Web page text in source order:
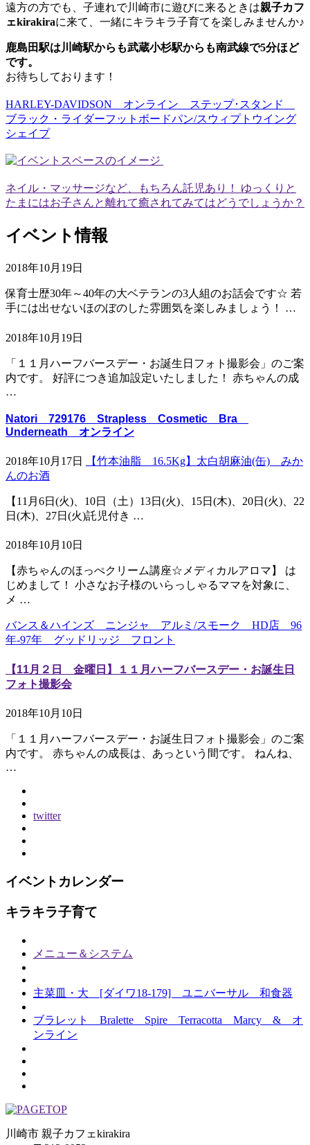
遠方の方でも、子連れで川崎市に遊びに来るときは親子カフ
ェkirakiraに来て、一緒にキラキラ子育てを楽しみませんか♪
鹿島田駅は川崎駅からも武蔵小杉駅からも南武線で5分ほど
です。
お待ちしております！
HARLEY-DAVIDSON オンライン ステップ･スタンド
ブラック・ライダーフットボードパン/スウィプトウイング
シェイプ
ネイル・マッサージなど、もちろん託児あり！ ゆっくりと
たまにはお子さんと離れて癒されてみてはどうでしょうか？
イベント情報
2018年10月19日
保育士歴30年～40年の大ベテランの3人組のお話会です☆ 若
手には出せないほのぼのした雰囲気を楽しみましょう！ …
2018年10月19日
「１１月ハーフバースデー・お誕生日フォト撮影会」のご案
内です。 好評につき追加設定いたしました！ 赤ちゃんの成
…
Natori 729176 Strapless Cosmetic Bra
Underneath オンライン
2018年10月17日
【竹本油脂 16.5Kg】太白胡麻油(缶) みか
んのお酒
【11月6日(火)、10日（土）13日(火)、15日(木)、20日(火)、22
日(木)、27日(火)託児付き …
2018年10月10日
【赤ちゃんのほっぺクリーム講座☆メディカルアロマ】 は
じめまして！ 小さなお子様のいらっしゃるママを対象に、
メ …
バンス＆ハインズ ニンジャ アルミ/スモーク HD店 96
年-97年 グッドリッジ フロント
【11月２日 金曜日】１１月ハーフバースデー・お誕生日
フォト撮影会
2018年10月10日
「１１月ハーフバースデー・お誕生日フォト撮影会」のご案
内です。 赤ちゃんの成長は、あっという間です。 ねんね、
…
twitter
イベントカレンダー
キラキラ子育て
メニュー＆システム
主菜皿・大 [ダイワ18-179] ユニバーサル 和食器
ブラレット Bralette Spire Terracotta Marcy & オ
ンライン
川崎市 親子カフェkirakira